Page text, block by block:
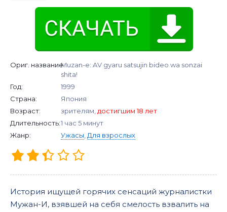
Ориг. название:Muzan-e: AV gyaru satsujin bideo wa sonzai
shita!
Год:
1999
Страна:
Япония
Возраст:
зрителям,достигшим 18 лет
Длительность:1 час 5 минут
Жанр:
Ужасы,Для взрослых
История ищущей горячих сенсаций журналистки
Мужан-И, взявшей на себя смелость взвалить на